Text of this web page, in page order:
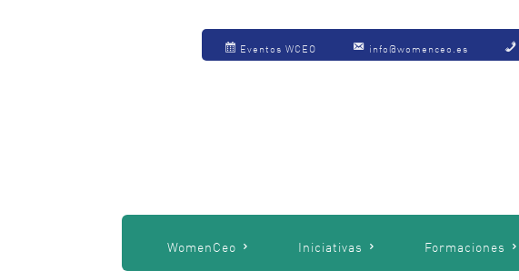
Eventos WCEO info@womenceo.es
WomenCeo Iniciativas Formaciones